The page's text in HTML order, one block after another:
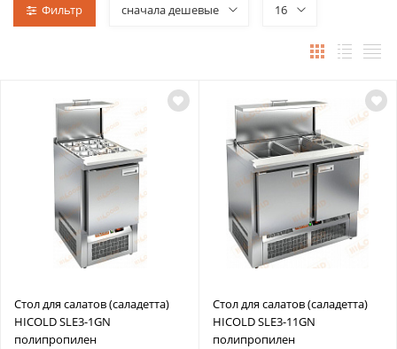
Фильтр сначала дешевые 16
Стол для салатов (саладетта)
HICOLD SLE3-1GN
полипропилен
Стол для салатов (саладетта)
HICOLD SLE3-11GN
полипропилен